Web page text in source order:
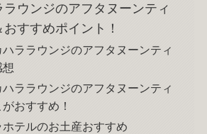
ウンジのアフタヌーンティ
すすめポイント！
ララウンジのアフタヌーンティ
想
ララウンジのアフタヌーンティ
おすすめ！
ホテルのお土産おすすめ